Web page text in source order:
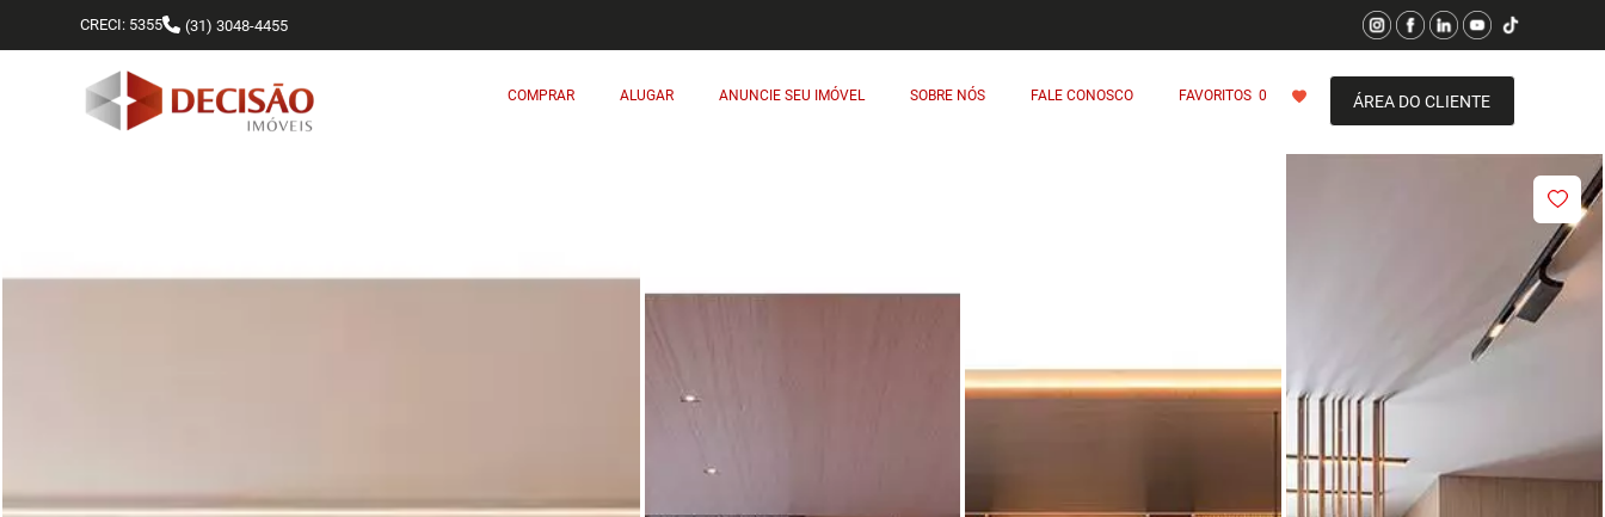
CRECI: 5355 (31) 3048-4455
COMPRAR ALUGAR ANUNCIE SEU IMÓVEL SOBRE NÓS FALE CONOSCO FAVORITOS 0 ÁREA DO CLIENTE